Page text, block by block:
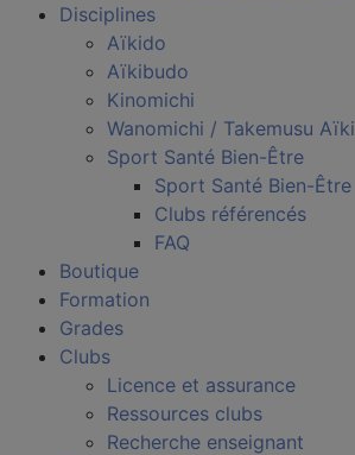
Disciplines
Aïkido
Aïkibudo
Kinomichi
Wanomichi / Takemusu Aïki
Sport Santé Bien-Être
Sport Santé Bien-Être
Clubs référencés
FAQ
Boutique
Formation
Grades
Clubs
Licence et assurance
Ressources clubs
Recherche enseignant